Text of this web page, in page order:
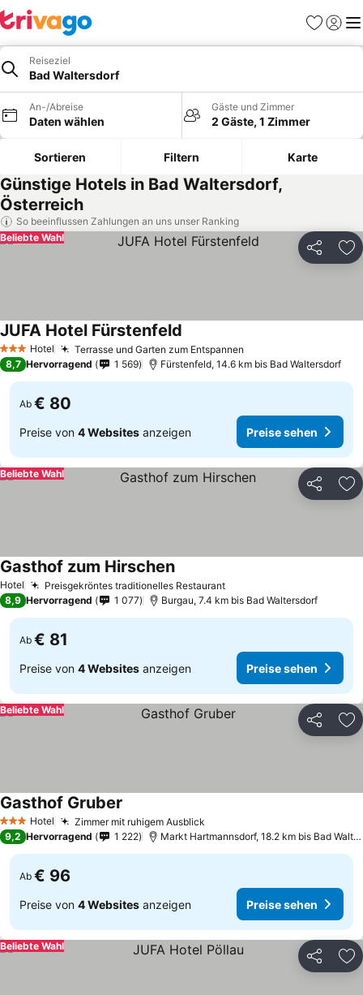
Favoriten
Reiseziel
Bad Waltersdorf
An-/Abreise
Daten wählen
Gäste und Zimmer
2 Gäste, 1 Zimmer
Sortieren Filtern Karte
Günstige Hotels in Bad Waltersdorf,
Österreich
So beeinflussen Zahlungen an uns unser Ranking
Teilen
Beliebte Wahl
3 SterneHotel Terrasse und Garten zum Entspannen
JUFA Hotel Fürstenfeld
8,7 Hervorragend 1 569 Fürstenfeld, 14.6 km bis Bad Waltersdorf
Ab € 80
Preise von 4 Websites anzeigen Preise sehen
Teilen
Beliebte Wahl
Hotel Preisgekröntes traditionelles RestaurantPreise sehen
Gasthof zum HirschenPreise sehen
8,9 Hervorragend 1 077 Burgau, 7.4 km bis Bad Waltersdorf
Ab € 81
Preise von 4 Websites anzeigen Preise sehen
Teilen
Beliebte Wahl
3 SterneHotel Zimmer mit ruhigem Ausblick
Gasthof Gruber
9,2 Hervorragend 1 222 Markt Hartmannsdorf, 18.2 km bis Bad
Ab € 96
Preise von 4 Websites anzeigen Preise sehen
Teilen
Beliebte Wahl